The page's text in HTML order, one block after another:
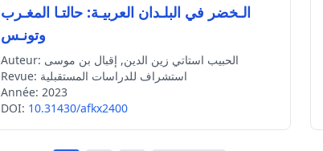
الـخضر في البلـدان العربيـة: حالتـا المغـرب
وتونـس
Auteur: الحبيب استاتي زين الدين, إقبال بن موسى
Revue: استشراف للدراسات المستقبلية
Année: 2023
DOI: 10.31430/afkx2400